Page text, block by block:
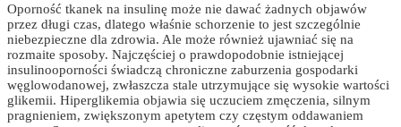
Oporność tkanek na insulinę może nie dawać żadnych objawów
przez długi czas, dlatego właśnie schorzenie to jest szczególnie
niebezpieczne dla zdrowia. Ale może również ujawniać się na
rozmaite sposoby. Najczęściej o prawdopodobnie istniejącej
insulinooporności świadczą chroniczne zaburzenia gospodarki
węglowodanowej, zwłaszcza stale utrzymujące się wysokie wartości
glikemii. Hiperglikemia objawia się uczuciem zmęczenia, silnym
pragnieniem, zwiększonym apetytem czy częstym oddawaniem